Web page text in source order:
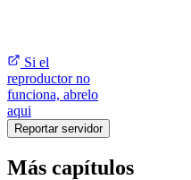
Si el
reproductor no
funciona, abrelo
aqui
Reportar servidor
Más capítulos